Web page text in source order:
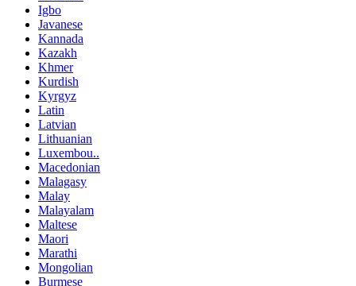
Igbo
Javanese
Kannada
Kazakh
Khmer
Kurdish
Kyrgyz
Latin
Latvian
Lithuanian
Luxembou..
Macedonian
Malagasy
Malay
Malayalam
Maltese
Maori
Marathi
Mongolian
Burmese